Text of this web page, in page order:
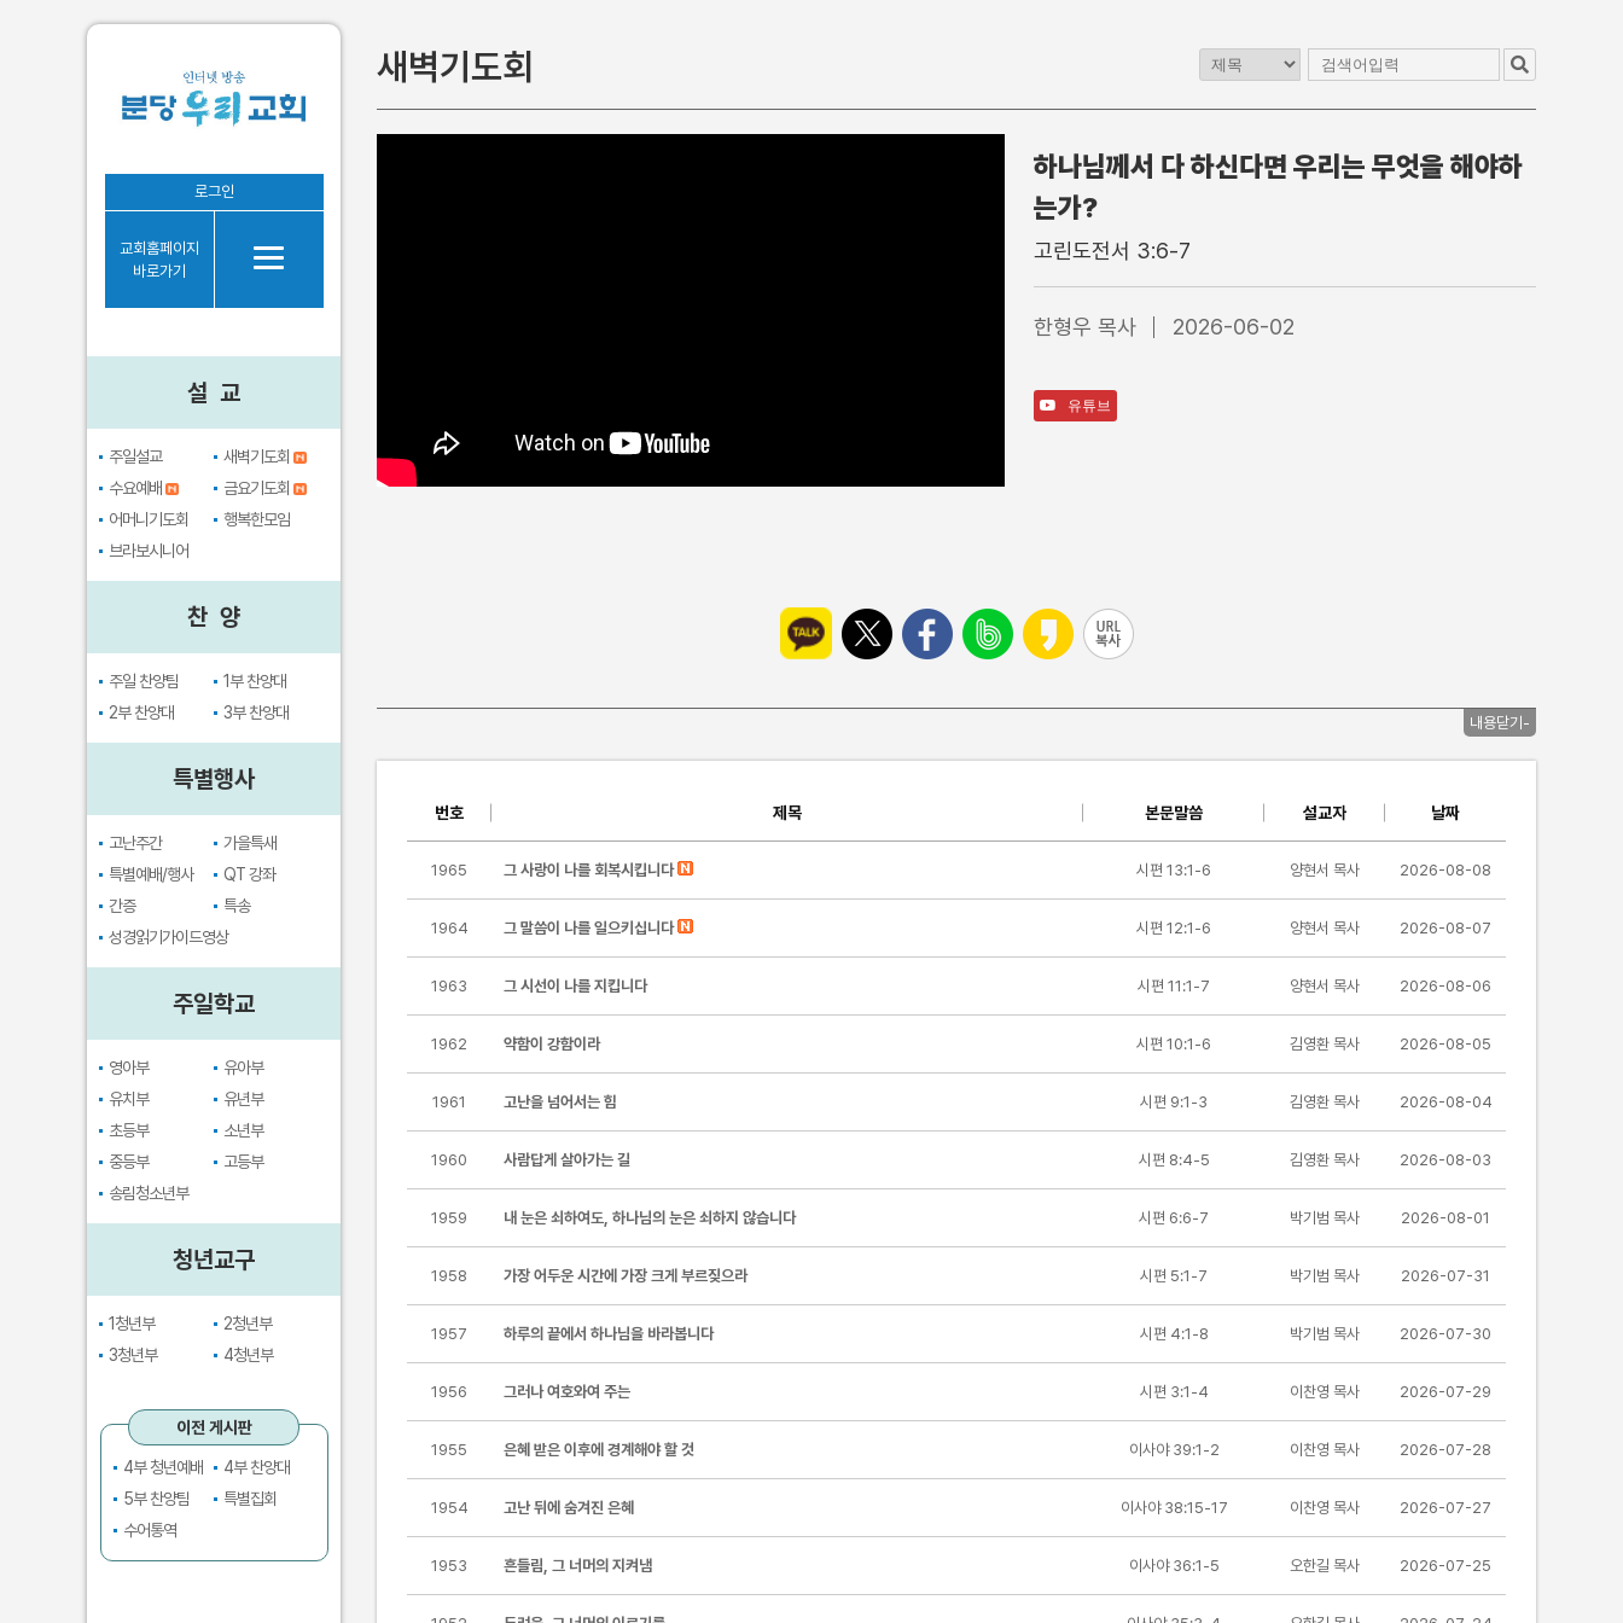
로그인
교회홈페이지
바로가기
주일학교
유년부
소년부
중등부
1청년부
4청년부
설 교
주일설교
새벽기도회
수요예배
금요기도회
어머니기도회
행복한모임
브라보시니어
찬 양
주일 찬양팀
1부 찬양대
2부 찬양대
3부 찬양대
특별행사
고난주간
가을특새
특별예배/행사
QT 강좌
간증
특송
성경읽기가이드영상
주일학교
영아부
유아부
유치부
유년부
초등부
소년부
중등부
고등부
송림청소년부
청년교구
1청년부
2청년부
3청년부
4청년부
이전 게시판
4부 청년예배
4부 찬양대
5부 찬양팀
특별집회
수어통역
새벽기도회
하나님께서 다 하신다면 우리는 무엇을 해야하
는가?
고린도전서 3:6-7
한형우 목사 2026-06-02
유튜브
내용닫기-
번호 제목 본문말씀 설교자 날짜
1965 그 사랑이 나를 회복시킵니다 시편 13:1-6 양현서 목사 2026-08-08
1964 그 말씀이 나를 일으키십니다 시편 12:1-6 양현서 목사 2026-08-07
1963 그 시선이 나를 지킵니다 시편 11:1-7 양현서 목사 2026-08-06
1962 약함이 강함이라 시편 10:1-6 김영환 목사 2026-08-05
1961 고난을 넘어서는 힘 시편 9:1-3 김영환 목사 2026-08-04
1960 사람답게 살아가는 길 시편 8:4-5 김영환 목사 2026-08-03
1959 내 눈은 쇠하여도, 하나님의 눈은 쇠하지 않습니다 시편 6:6-7 박기범 목사 2026-08-01
1958 가장 어두운 시간에 가장 크게 부르짖으라 시편 5:1-7 박기범 목사 2026-07-31
1957 하루의 끝에서 하나님을 바라봅니다 시편 4:1-8 박기범 목사 2026-07-30
1956 그러나 여호와여 주는 시편 3:1-4 이찬영 목사 2026-07-29
1955 은혜 받은 이후에 경계해야 할 것 이사야 39:1-2 이찬영 목사 2026-07-28
1954 고난 뒤에 숨겨진 은혜 이사야 38:15-17 이찬영 목사 2026-07-27
1953 흔들림, 그 너머의 지켜냄 이사야 36:1-5 오한길 목사 2026-07-25